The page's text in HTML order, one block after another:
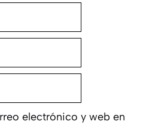
electrónico y web en